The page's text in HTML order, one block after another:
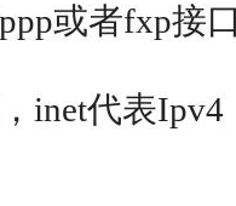
或者fxp接
inet代表